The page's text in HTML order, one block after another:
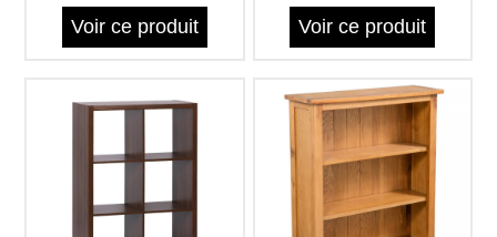
Voir ce produit
Voir ce produit